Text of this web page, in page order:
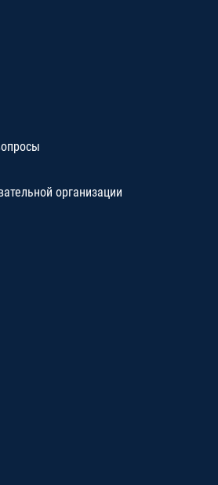
организации